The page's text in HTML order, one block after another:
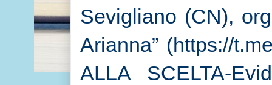
Sevigliano (CN),
Arianna” (https://
ALLA SCELTA-